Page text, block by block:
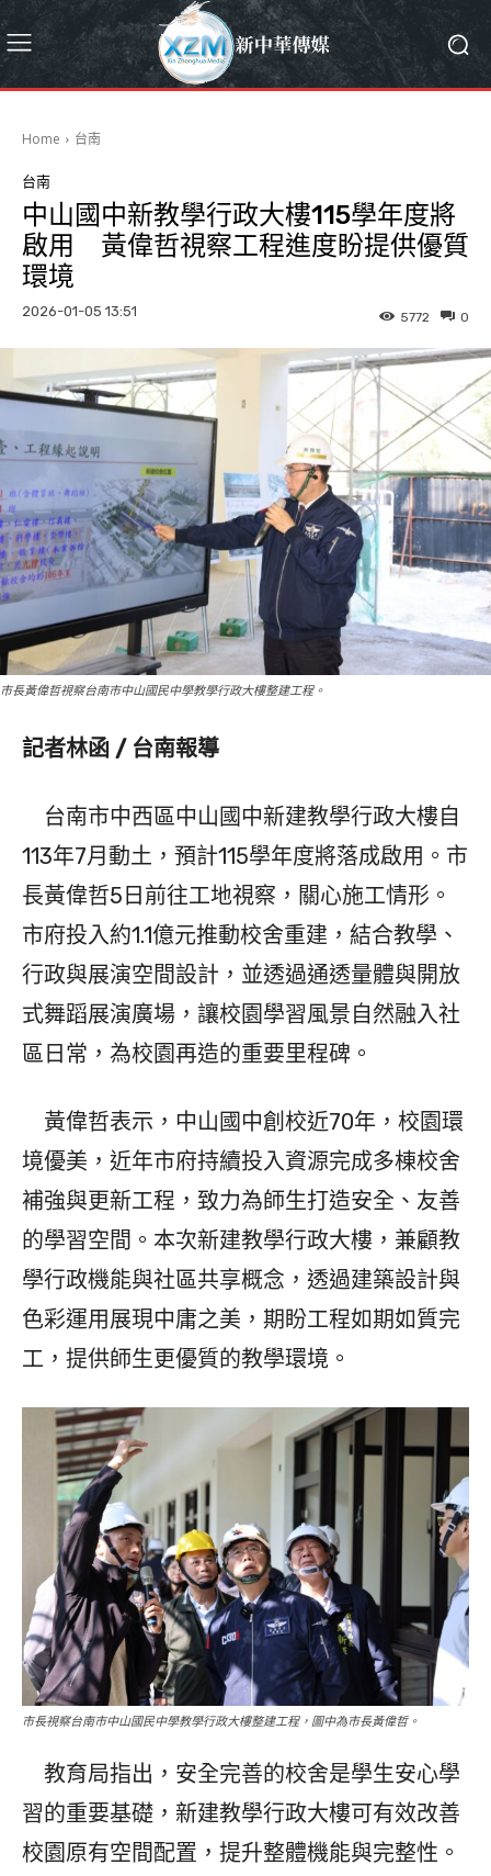
Home 台南
台南
中山國中新教學行政大樓115學年度將
啟用 黃偉哲視察工程進度盼提供優質
環境
2026-01-05 13:51 0
5772
市長黃偉哲視察台南市中山國民中學教學行政大樓整建工程。
記者林函 / 台南報導
台南市中西區中山國中新建教學行政大樓自
113年7月動土，預計115學年度將落成啟用。市
長黃偉哲5日前往工地視察，關心施工情形。
市府投入約1.1億元推動校舍重建，結合教學、
行政與展演空間設計，並透過通透量體與開放
式舞蹈展演廣場，讓校園學習風景自然融入社
區日常，為校園再造的重要里程碑。
黃偉哲表示，中山國中創校近70年，校園環
境優美，近年市府持續投入資源完成多棟校舍
補強與更新工程，致力為師生打造安全、友善
的學習空間。本次新建教學行政大樓，兼顧教
學行政機能與社區共享概念，透過建築設計與
色彩運用展現中庸之美，期盼工程如期如質完
工，提供師生更優質的教學環境。
市長視察台南市中山國民中學教學行政大樓整建工程，圖中為市長黃偉哲。
教育局指出，安全完善的校舍是學生安心學
習的重要基礎，新建教學行政大樓可有效改善
校園原有空間配置，提升整體機能與完整性。